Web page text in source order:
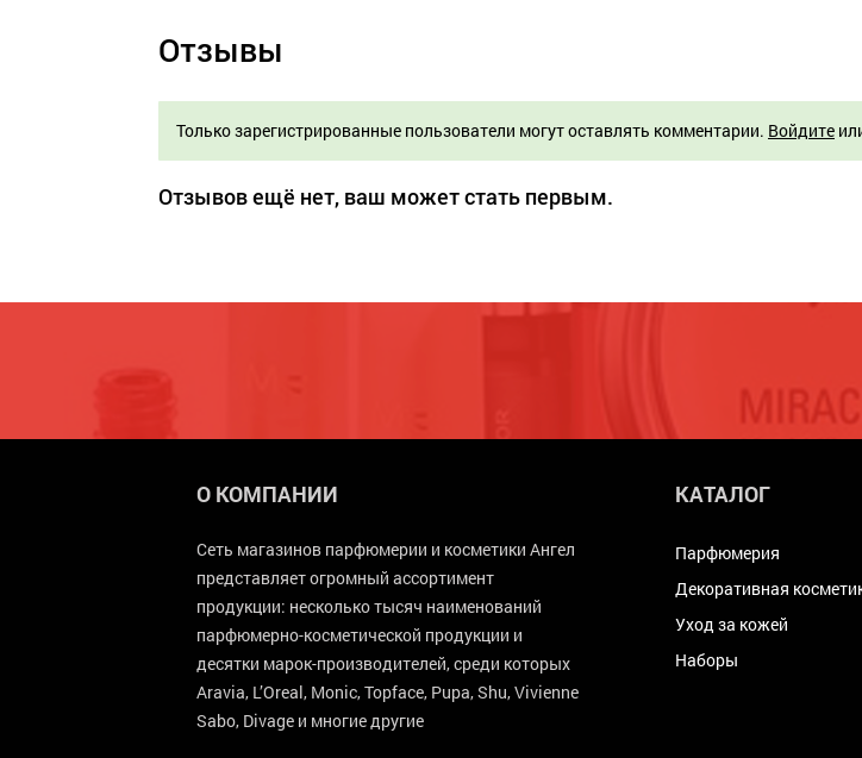
Отзывы
Только зарегистрированные пользователи могут оставлять комментарии. Войдите
Отзывов ещё нет, ваш может стать первым.
О КОМПАНИИ
Сеть магазинов парфюмерии и косметики Ангел
представляет огромный ассортимент
продукции: несколько тысяч наименований
парфюмерно-косметической продукции и
десятки марок-производителей, среди которых
Aravia, L’Oreal, Monic, Topface, Pupa, Shu, Vivienne
Sabo, Divage и многие другие
КАТАЛОГ
Парфюмерия
Декоративная
Уход за кожей
Наборы